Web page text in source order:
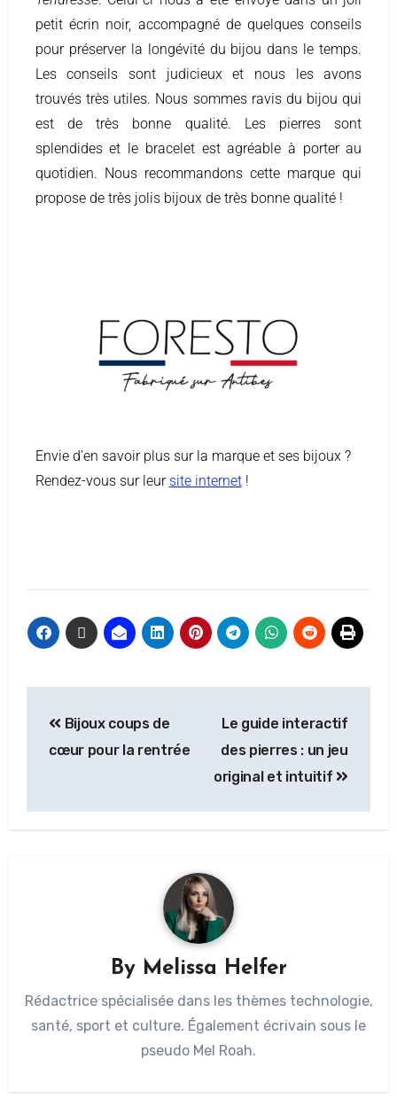
petit écrin noir, accompagné de quelques conseils
pour préserver la longévité du bijou dans le temps.
Les conseils sont judicieux et nous les avons
trouvés très utiles. Nous sommes ravis du bijou qui
est de très bonne qualité. Les pierres sont
splendides et le bracelet est agréable à porter au
quotidien. Nous recommandons cette marque qui
propose de très jolis bijoux de très bonne qualité !
Envie d’en savoir plus sur la marque et ses bijoux ?
Rendez-vous sur leur site internet!
Bijoux coups de
cœur pour la rentrée
Le guide interactif
des pierres : un jeu
original et intuitif
By Melissa Helfer
Rédactrice spécialisée dans les thèmes technologie,
santé, sport et culture. Également écrivain sous le
pseudo Mel Roah.